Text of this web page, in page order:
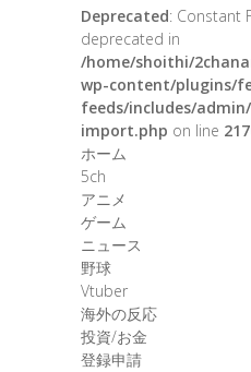
Deprecated: Constant
deprecated in
/home/shoithi/
wp-content/plugins/
feeds/includes/
import.php on line
ホーム
5ch
アニメ
ゲーム
ニュース
野球
Vtuber
海外の反応
投資/お金
登録申請